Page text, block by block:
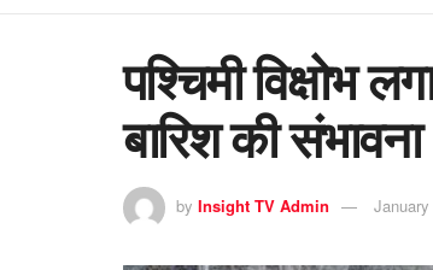
पश्चिमी विक्षोभ
बारिश की संभावना
by Insight TV Admin